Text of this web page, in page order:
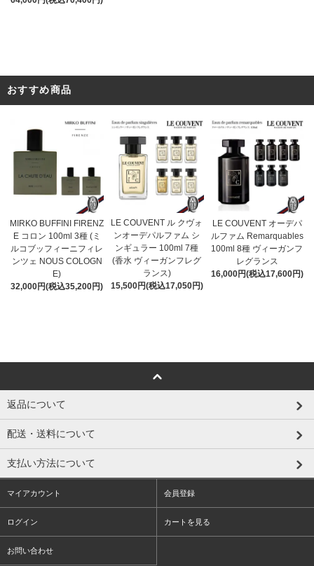
おすすめ商品
MIRKO BUFFINI FIRENZ
E コロン 100ml 3種 (ミ
ルコブッフィーニフィレ
ンツェ NOUS COLOGN
E)
32,000円(税込35,200円)
LE COUVENT ル クヴォ
ンオーデパルファム シ
ンギュラー 100ml 7種
(香水 ヴィーガンフレグ
ランス)
15,500円(税込17,050円)
LE COUVENT オーデパ
ルファム Remarquables
100ml 8種 ヴィーガンフ
レグランス
16,000円(税込17,600円)
返品について
配送・送料について
支払い方法について
マイアカウント 会員登録
ログイン カートを見る
お問い合わせ